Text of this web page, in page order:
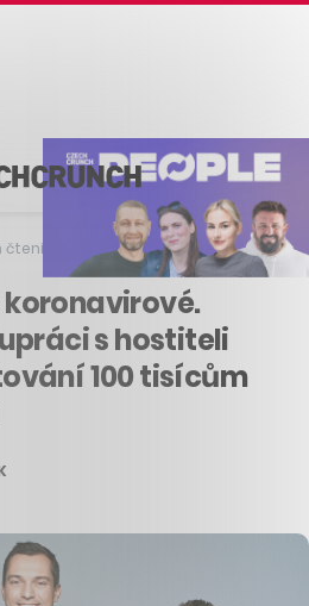
čtení
s hostiteli
100 tisícům